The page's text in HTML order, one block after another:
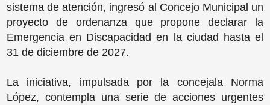
sistema de atención, ingresó al Concejo Municipal un
proyecto de ordenanza que propone declarar la
Emergencia en Discapacidad en la ciudad hasta el
31 de diciembre de 2027.
La iniciativa, impulsada por la concejala Norma
López, contempla una serie de acciones urgentes